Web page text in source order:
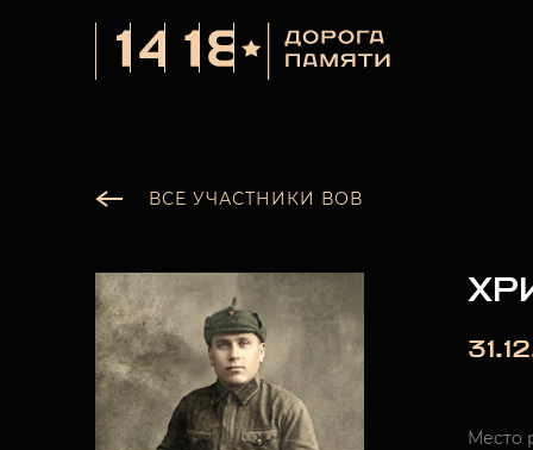
ВСЕ УЧАСТНИКИ ВОВ
Место